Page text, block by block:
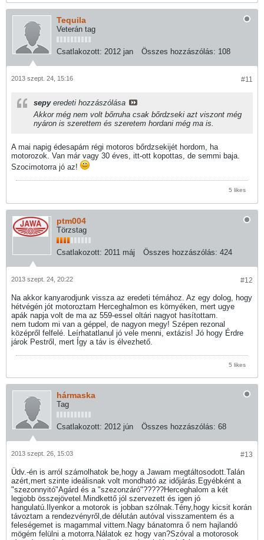
Tequila
Veterán tag
Csatlakozott: 2012 jan Összes hozzászólás: 108
#11
2013 szept. 24, 15:16
sepyeredeti hozzászólása
Akkor még nem volt bőrruha csak bőrdzseki azt viszont még
nyáron is szerettem és szeretem hordani még ma is.
A mai napig édesapám régi motoros bőrdzsekijét hordom, ha
motorozok. Van már vagy 30 éves, itt-ott kopottas, de semmi baja.
Szocimotorra jó az!
5 likes
ptm004
Törzstag
Csatlakozott: 2011 máj Összes hozzászólás: 424
#12
2013 szept. 24, 20:22
Na akkor kanyarodjunk vissza az eredeti témához. Az egy dolog, hogy
hétvégén jót motoroztam Herceghalmon es környéken, mert ugye
apák napja volt de ma az 559-essel oltári nagyot hasítottam.
nem tudom mi van a géppel, de nagyon megy! Szépen rezonal
középről felfelé. Leírhatatlanul jó vele menni, extázis! Jó hogy Érdre
járok Pestről, mert Így a táv is élvezhető.
5 likes
hármaska
Tag
Csatlakozott: 2012 jún Összes hozzászólás: 68
#13
2013 szept. 26, 15:03
Üdv.-én is arról számolhatok be,hogy a Jawam megtáltosodott.Talán
azért,mert szinte ideálisnak volt mondható az időjárás.Egyébként a
"szezonnyitó"Agárd és a "szezonzáró"?????Herceghalom a két
legjobb összejövetel.Mindkettő jól szervezett és igen jó
hangulatú.Ilyenkor a motorok is jobban szólnak.Tény,hogy kicsit korán
távoztam a rendezvényről,de délután autóval visszamentem és a
feleségemet is magammal vittem.Nagy bánatomra ő nem hajlandó
mögém felülni a motorra.Nálatok ez hogy van?Szóval a motorosok